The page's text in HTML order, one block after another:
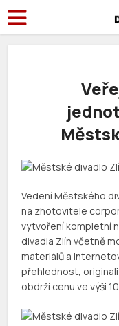
Vedení Městského
na zhotovitele
vytvoření kompletní
divadla Zlín včetně
materiálů a
přehlednost,
obdrží cenu ve výši